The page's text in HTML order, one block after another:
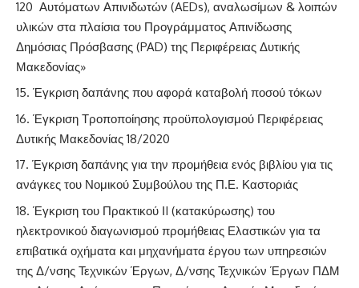
120 Αυτόματων Απινιδωτών (AEDs), αναλωσίμων & λοιπών
υλικών στα πλαίσια του Προγράμματος Απινίδωσης
Δημόσιας Πρόσβασης (PAD) της Περιφέρειας Δυτικής
Μακεδονίας»
Έγκριση δαπάνης που αφορά καταβολή ποσού τόκων
Έγκριση Τροποποίησης προϋπολογισμού Περιφέρειας
Δυτικής Μακεδονίας 18/2020
Έγκριση δαπάνης για την προμήθεια ενός βιβλίου για τις
ανάγκες του Νομικού Συμβούλου της Π.Ε. Καστοριάς
Έγκριση του Πρακτικού ΙI (κατακύρωσης) του
ηλεκτρονικού διαγωνισμού προμήθειας Ελαστικών για τα
επιβατικά οχήματα και μηχανήματα έργου των υπηρεσιών
της Δ/νσης Τεχνικών Έργων, Δ/νσης Τεχνικών Έργων ΠΔΜ